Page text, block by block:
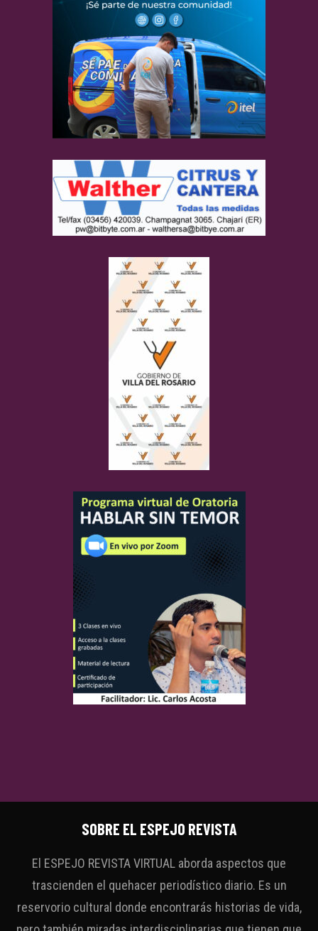
SOBRE EL ESPEJO REVISTA
El ESPEJO REVISTA VIRTUAL aborda aspectos que
trascienden el quehacer periodístico diario. Es un
reservorio cultural donde encontrarás historias de vida,